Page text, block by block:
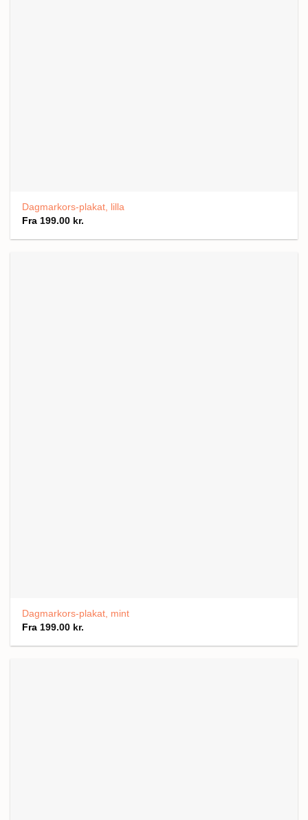
Dagmarkors-plakat, lilla
Fra 199.00 kr.
Dagmarkors-plakat, mint
Fra 199.00 kr.